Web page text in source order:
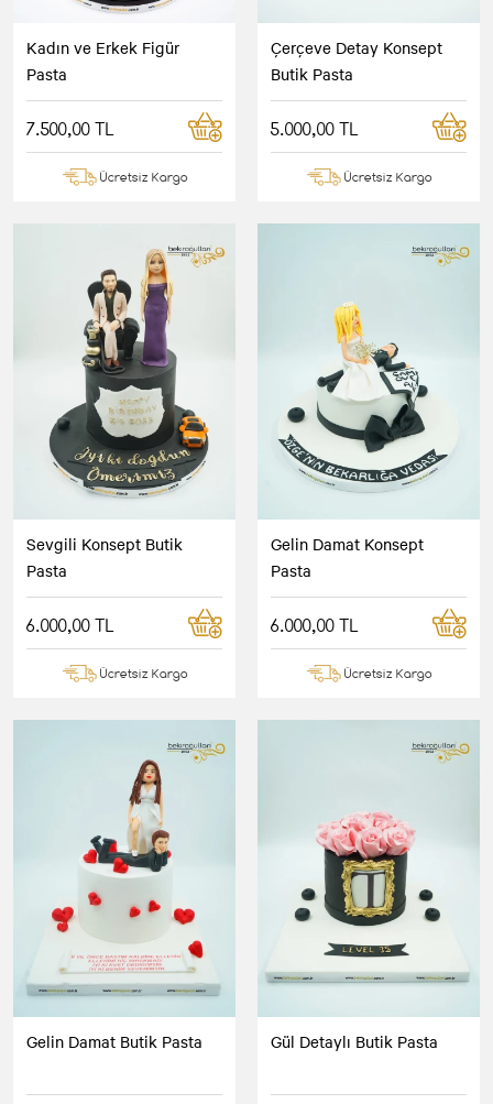
Kadın ve Erkek Figür
Pasta
7.500,00 TL
Ücretsiz Kargo
Çerçeve Detay Konsept
Butik Pasta
5.000,00 TL
Ücretsiz Kargo
Sevgili Konsept Butik
Pasta
6.000,00 TL
Ücretsiz Kargo
Gelin Damat Konsept
Pasta
6.000,00 TL
Ücretsiz Kargo
Gelin Damat Butik Pasta Gül Detaylı Butik Pasta